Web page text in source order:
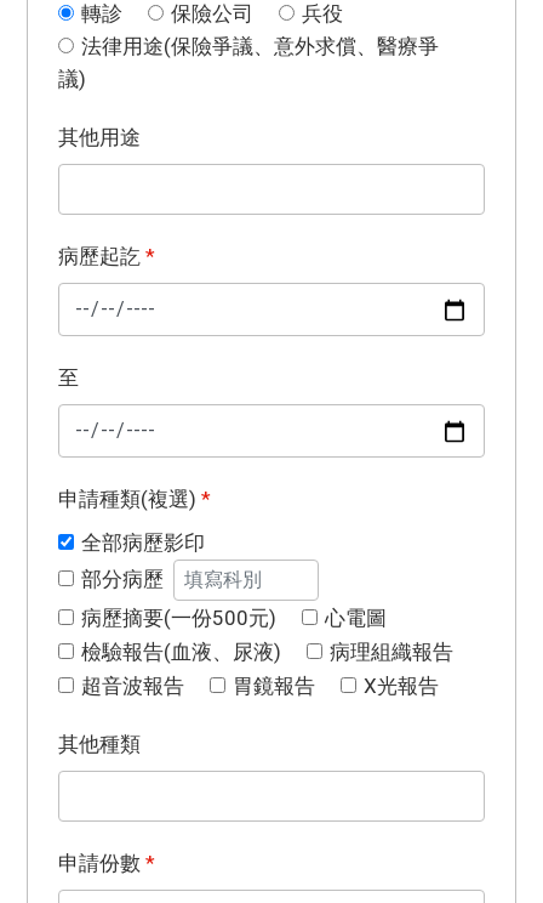
轉診
保險公司
兵役
法律用途(保險爭議、意外求償、醫療爭
議)
其他用途
病歷起訖 *
至
申請種類(複選) *
全部病歷影印
部分病歷
病歷摘要(一份500元)
心電圖
檢驗報告(血液、尿液)
病理組織報告
超音波報告
胃鏡報告 X光報告
其他種類
申請份數 *